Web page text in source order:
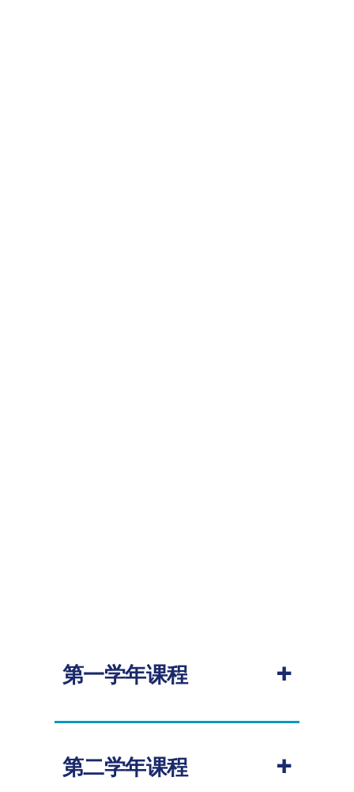
第一学年课程 +
大一学年的课程旨在帮助学生提升英语
学中心的老师们将教授学术英语模块和
学术课程模块，帮助学术更好地适应后
第二学年课程 +